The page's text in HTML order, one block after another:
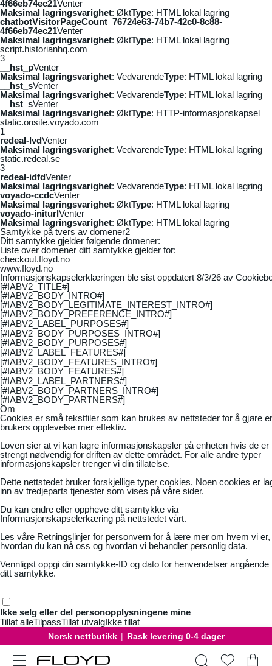
4f66eb74ec21Venter
Maksimal lagringsvarighet: ØktType: HTML lokal lagring
chatbotVisitorPageCount_76724e63-74b7-42c0-8c88-
4f66eb74ec21Venter
Maksimal lagringsvarighet: ØktType: HTML lokal lagring
script.historianhq.com
3
__hst_pVenter
Maksimal lagringsvarighet: VedvarendeType: HTML lokal lagring
__hst_sVenter
Maksimal lagringsvarighet: VedvarendeType: HTML lokal lagring
__hst_sVenter
Maksimal lagringsvarighet: ØktType: HTTP-informasjonskapsel
static.onsite.voyado.com
1
redeal-lvdVenter
Maksimal lagringsvarighet: VedvarendeType: HTML lokal lagring
static.redeal.se
3
redeal-idfdVenter
Maksimal lagringsvarighet: VedvarendeType: HTML lokal lagring
voyado-ccdcVenter
Maksimal lagringsvarighet: ØktType: HTML lokal lagring
voyado-initurlVenter
Maksimal lagringsvarighet: ØktType: HTML lokal lagring
Samtykke på tvers av domener2
Ditt samtykke gjelder følgende domener:
Liste over domener ditt samtykke gjelder for:
checkout.floyd.no
www.floyd.no
Informasjonskapselerklæringen ble sist oppdatert 8/3/26 av
[#IABV2_TITLE#]
[#IABV2_BODY_INTRO#]
[#IABV2_BODY_LEGITIMATE_INTEREST_INTRO#]
[#IABV2_BODY_PREFERENCE_INTRO#]
[#IABV2_LABEL_PURPOSES#]
[#IABV2_BODY_PURPOSES_INTRO#]
[#IABV2_BODY_PURPOSES#]
[#IABV2_LABEL_FEATURES#]
[#IABV2_BODY_FEATURES_INTRO#]
[#IABV2_BODY_FEATURES#]
[#IABV2_LABEL_PARTNERS#]
[#IABV2_BODY_PARTNERS_INTRO#]
[#IABV2_BODY_PARTNERS#]
Om
Cookies er små tekstfiler som kan brukes av nettsteder for å gjøre
brukers opplevelse mer effektiv.
Loven sier at vi kan lagre informasjonskapsler på enheten hvis de er
strengt nødvendig for driften av dette området. For alle andre typer
informasjonskapsler trenger vi din tillatelse.
Dette nettstedet bruker forskjellige typer cookies. Noen cookies er
inn av tredjeparts tjenester som vises på våre sider.
Du kan endre eller oppheve ditt samtykke via
Informasjonskapselerkæring på nettstedet vårt.
Les våre Retningslinjer for personvern for å lære mer om hvem vi er,
hvordan du kan nå oss og hvordan vi behandler personlig data.
Vennligst oppgi din samtykke-ID og dato for henvendelser angående
ditt samtykke.
Ikke selg eller del personopplysningene mine
Tillat alleTilpassTillat utvalgIkke tillat
Norsk nettbutikk | Rask levering 0-4 dager